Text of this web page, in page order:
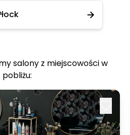
salony z miejscowości w
pobliżu: